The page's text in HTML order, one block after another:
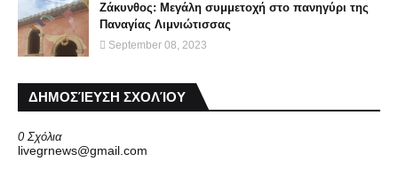
Ζάκυνθος: Μεγάλη συμμετοχή στο πανηγύρι της
Παναγίας Λιμνιώτισσας
September 08, 2023
ΔΗΜΟΣΊΕΥΣΗ ΣΧΟΛΊΟΥ
0 Σχόλια
livegrnews@gmail.com